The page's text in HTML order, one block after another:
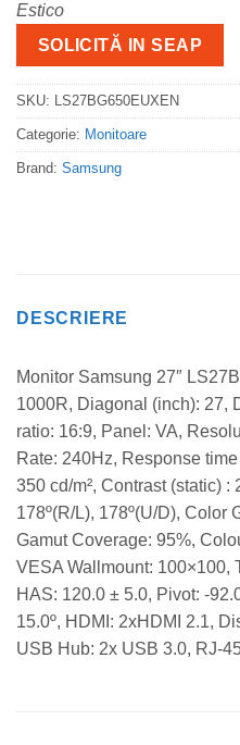
Estico
SOLICITĂ IN SEAP
SKU: LS27BG650EUXEN
Categorie: Monitoare
Brand: Samsung
DESCRIERE
Monitor Samsung 27″
1000R, Diagonal (inch): 27,
ratio: 16:9, Panel: VA,
Rate: 240Hz, Response
350 cd/m², Contrast (static)
178º(R/L), 178º(U/D), Color
Gamut Coverage: 95%,
VESA Wallmount: 100×100,
HAS: 120.0 ± 5.0, Pivot: -
15.0º, HDMI: 2xHDMI 2.1,
USB Hub: 2x USB 3.0, RJ-